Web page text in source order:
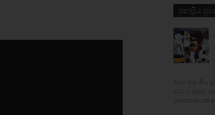
ජනප්‍රිය
රටේ නම ගිය
මැච් උණුසුම
බොහොමයක්